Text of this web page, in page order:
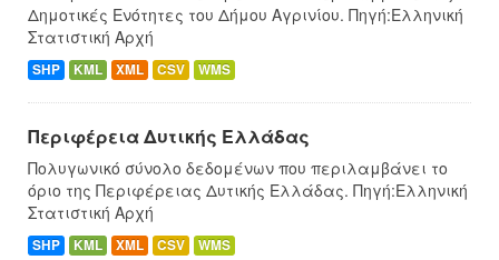
Δημοτικές Ενότητες του Δήμου Αγρινίου. Πηγή:Ελληνική
Στατιστική Αρχή
SHP KML XML CSV WMS
Περιφέρεια Δυτικής Ελλάδας
Πολυγωνικό σύνολο δεδομένων που περιλαμβάνει το
όριο της Περιφέρειας Δυτικής Ελλάδας. Πηγή:Ελληνική
Στατιστική Αρχή
SHP KML XML CSV WMS